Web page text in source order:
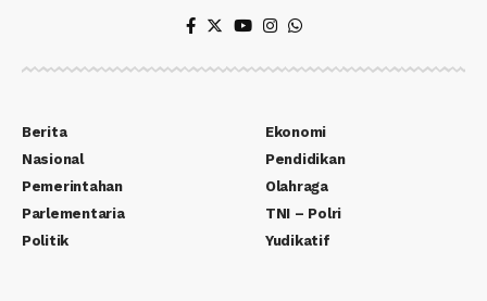
Berita
Nasional
Pemerintahan
Parlementaria
Politik
Ekonomi
Pendidikan
Olahraga
TNI – Polri
Yudikatif